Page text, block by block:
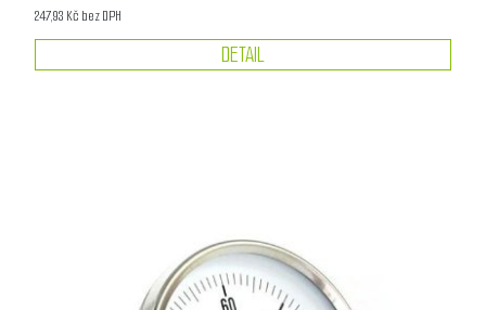
247,93 Kč bez DPH
DETAIL